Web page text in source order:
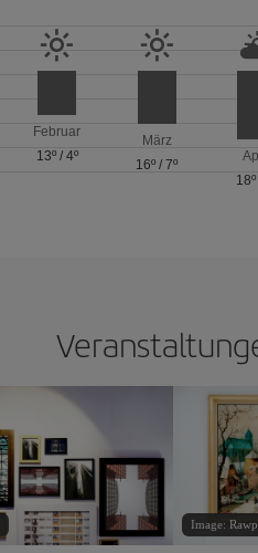
Februar
13º/ 4º
März
16º /7º
18º
Image: